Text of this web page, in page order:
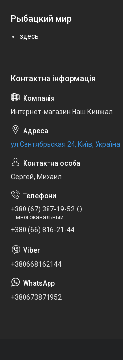
Рыбацкий мир
здесь
Интернет-магазин Наш Кинжал
ул.Сентябрьская 24, Київ, Україна
Сергей, Михаил
+380 (67) 387-19-52
многоканальный
+380 (66) 816-21-44
+380668162144
+380673871952